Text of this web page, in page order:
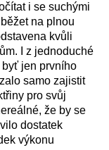
i se suchými
na plnou
kvůli
I z jednoduché
byť jen prvního
samo zajistit
pro svůj
že by se
dostatek
výkonu